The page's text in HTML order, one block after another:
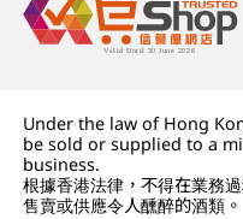
Under the law of Hong
be sold or supplied to a
business.
根據香港法律，不得在業務
售賣或供應令人醺醉的酒類。